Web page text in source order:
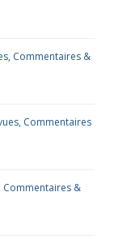
Commentaires &
Commentaires
&